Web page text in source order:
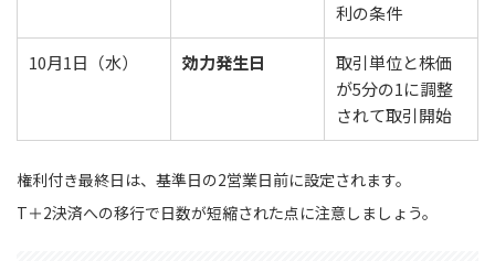
利の条件
10月1日（水） 効力発生日
取引単位と株価
が5分の1に調整
されて取引開始
権利付き最終日は、基準日の2営業日前に設定されます。
T＋2決済への移行で日数が短縮された点に注意しましょう。